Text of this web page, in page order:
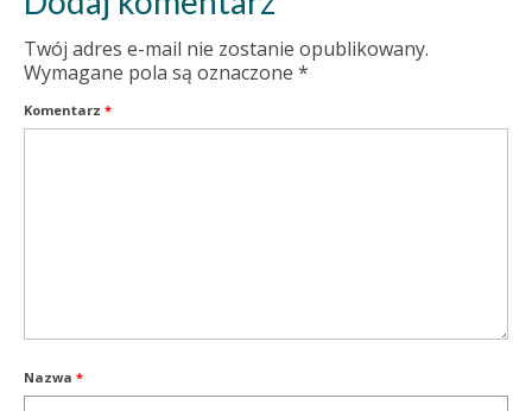
Twój adres e-mail nie zostanie opublikowany.
Wymagane pola są oznaczone *
Komentarz *
Nazwa *